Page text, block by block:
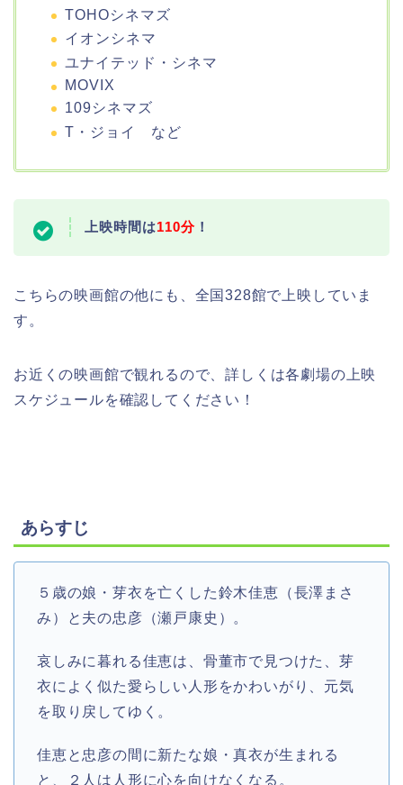
TOHOシネマズ
イオンシネマ
ユナイテッド・シネマ
MOVIX
109シネマズ
T・ジョイ など
上映時間は110分 ！
こちらの映画館の他にも、全国328館で上映していま
す。
お近くの映画館で観れるので、詳しくは各劇場の上映
スケジュールを確認してください！
あらすじ
５歳の娘・芽衣を亡くした鈴木佳恵（長澤まさ
み）と夫の忠彦（瀬戸康史）。
哀しみに暮れる佳恵は、骨董市で見つけた、芽
衣によく似た愛らしい人形をかわいがり、元気
を取り戻してゆく。
佳恵と忠彦の間に新たな娘・真衣が生まれる
と、２人は人形に心を向けなくなる。